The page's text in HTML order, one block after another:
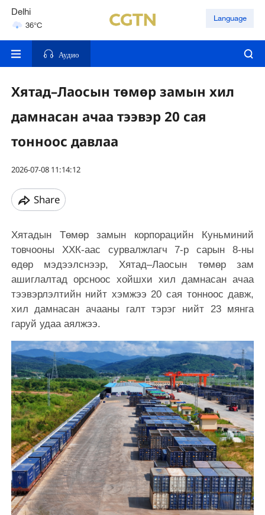
Delhi
36°C
Hyderabad
Language
Аудио
Хятад–Лаосын төмөр замын хил
дамнасан ачаа тээвэр 20 сая
тонноос давлаа
2026-07-08 11:14:12
Share
Хятадын Төмөр замын корпорацийн Куньминий
товчооны ХХК-аас сурвалжлагч 7-р сарын 8-ны
өдөр мэдээлснээр, Хятад–Лаосын төмөр зам
ашиглалтад орсноос хойшхи хил дамнасан ачаа
тээвэрлэлтийн нийт хэмжээ 20 сая тонноос давж,
хил дамнасан ачааны галт тэрэг нийт 23 мянга
гаруй удаа аялжээ.